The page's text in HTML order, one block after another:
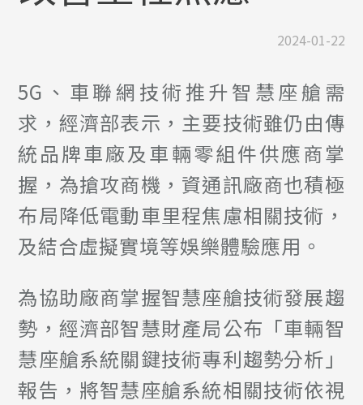
2024-01-22
5G、車聯網技術推升智慧座艙需
求，經濟部表示，主要技術雖仍由傳
統品牌車廠及車輛零組件供應商掌
握，為搶攻商機，資通訊廠商也積極
布局降低電動車里程焦慮相關技術，
及結合虛擬實境等娛樂體驗應用。
為協助廠商掌握智慧座艙技術發展趨
勢，經濟部智慧財產局公布「車輛智
慧座艙系統關鍵技術專利趨勢分析」
報告，將智慧座艙系統相關技術依視